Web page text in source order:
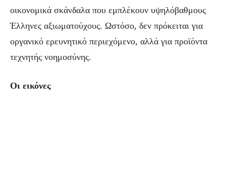
οικονομικά σκάνδαλα που εμπλέκουν υψηλόβαθμους
Έλληνες αξιωματούχους. Ωστόσο, δεν πρόκειται για
οργανικό ερευνητικό περιεχόμενο, αλλά για προϊόντα
τεχνητής νοημοσύνης.
Οι εικόνες